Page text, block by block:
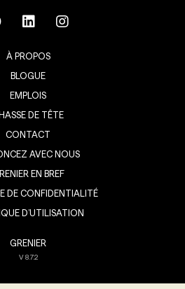
À PROPOS
BLOGUE
EMPLOIS
DE TÊTE
CONTACT
AVEC NOUS
EN BREF
DE CONFIDENTIALITÉ
D’UTILISATION
GRENIER
V8.7.2